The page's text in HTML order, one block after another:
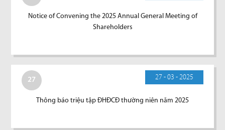
Notice of Convening the 2025 Annual General Meeting of
Shareholders
27 27 - 03 - 2025
Thông báo triệu tập ĐHĐCĐ thường niên năm 2025